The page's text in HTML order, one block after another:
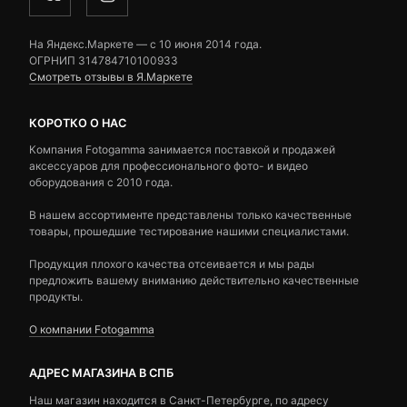
На Яндекс.Маркете — c 10 июня 2014 года.
ОГРНИП 314784710100933
Смотреть отзывы в Я.Маркете
КОРОТКО О НАС
Компания Fotogamma занимается поставкой и продажей
аксессуаров для профессионального фото- и видео
оборудования с 2010 года.
В нашем ассортименте представлены только качественные
товары, прошедшие тестирование нашими специалистами.
Продукция плохого качества отсеивается и мы рады
предложить вашему вниманию действительно качественные
продукты.
О компании Fotogamma
АДРЕС МАГАЗИНА В СПБ
Наш магазин находится в Санкт-Петербурге, по адресу